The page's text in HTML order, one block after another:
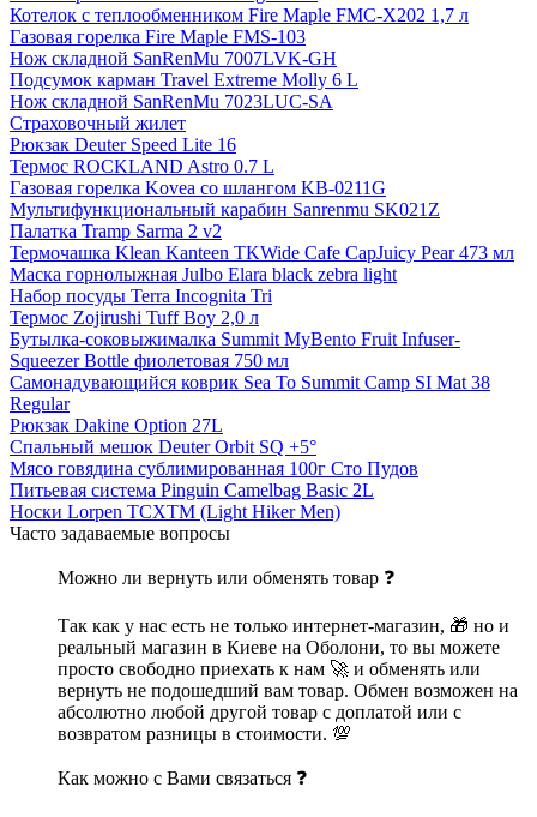
Котелок с теплообменником Fire Maple FMC-Х202 1,7 л
Газовая горелка Fire Maple FMS-103
Нож складной SanRenMu 7007LVK-GH
Подсумок карман Travel Extreme Molly 6 L
Нож складной SanRenMu 7023LUC-SA
Страховочный жилет
Рюкзак Deuter Speed Lite 16
Термос ROCKLAND Astro 0.7 L
Газовая горелка Kovea со шлангом KB-0211G
Мультифункциональный карабин Sanrenmu SK021Z
Палатка Tramp Sarma 2 v2
Термочашка Klean Kanteen TKWide Cafe CapJuicy Pear 473 мл
Маска горнолыжная Julbo Elara black zebra light
Набор посуды Terra Incognita Tri
Термос Zojirushi Tuff Boy 2,0 л
Бутылка-соковыжималка Summit MyBento Fruit Infuser-
Squeezer Bottle фиолетовая 750 мл
Самонадувающийся коврик Sea To Summit Camp SI Mat 38
Regular
Рюкзак Dakine Option 27L
Спальный мешок Deuter Orbit SQ +5°
Мясо говядина сублимированная 100г Сто Пудов
Питьевая система Pinguin Camelbag Basic 2L
Носки Lorpen TCXTM (Light Hiker Men)
Часто задаваемые вопросы
Можно ли вернуть или обменять товар ❓
Так как у нас есть не только интернет-магазин, 🎁 но и
реальный магазин в Киеве на Оболони, то вы можете
просто свободно приехать к нам 🚀 и обменять или
вернуть не подошедший вам товар. Обмен возможен на
абсолютно любой другой товар с доплатой или с
возвратом разницы в стоимости. 💯
Как можно с Вами связаться ❓